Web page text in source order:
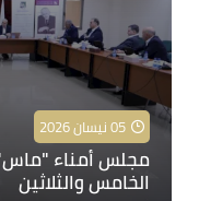
05 نيسان 2026
مجلس أمناء
الخامس والثلاثين